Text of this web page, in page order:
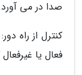
صدا در می
کنترل از راه
فعال یا